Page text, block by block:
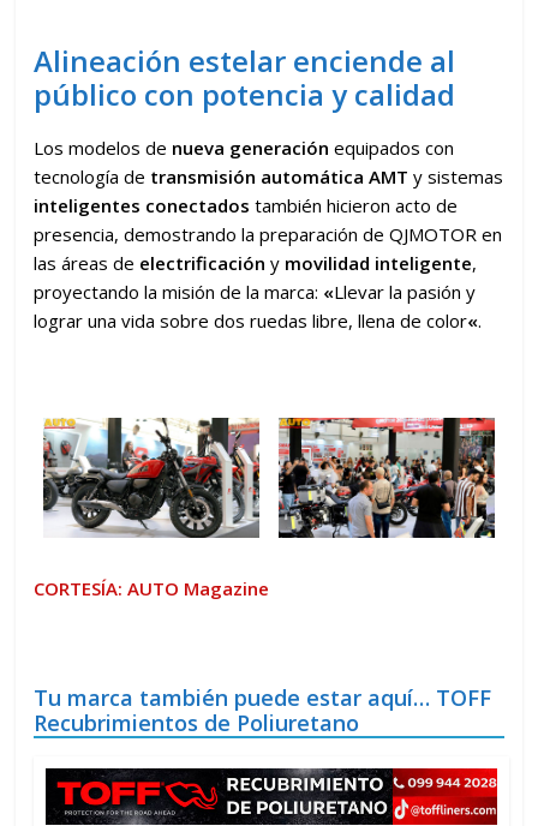
Alineación estelar enciende al
público con potencia y calidad
Los modelos de nueva generación equipados con
tecnología de transmisión automática AMT y sistemas
inteligentes conectados también hicieron acto de
presencia, demostrando la preparación de QJMOTOR en
las áreas de electrificación y movilidad inteligente,
proyectando la misión de la marca: «Llevar la pasión y
lograr una vida sobre dos ruedas libre, llena de color«.
CORTESÍA: AUTO Magazine
Tu marca también puede estar aquí… TOFF
Recubrimientos de Poliuretano